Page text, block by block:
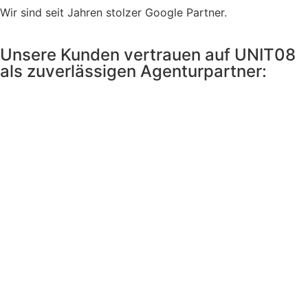
Wir sind seit Jahren stolzer Google Partner.
Unsere Kunden vertrauen auf UNIT08
als zuverlässigen Agenturpartner: